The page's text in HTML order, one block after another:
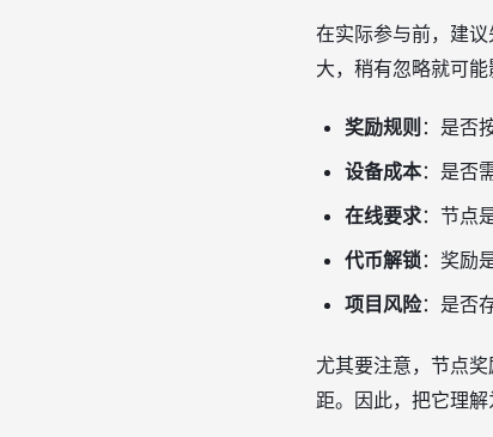
在实际参与前，建
大，稍有忽略就可能
奖励规则 ：是否
设备成本：是否
在线要求：节点
代币解锁 ：奖励
项目风险：是否
尤其要注意，节点
距。因此，把它理解